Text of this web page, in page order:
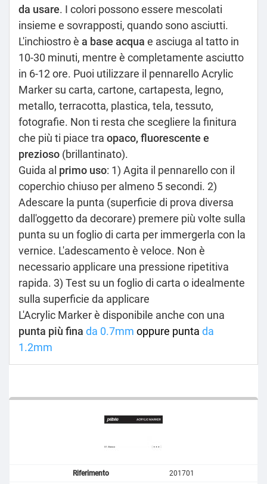
da usare. I colori possono essere mescolati
insieme e sovrapposti, quando sono asciutti.
L'inchiostro è a base acqua e asciuga al tatto in
10-30 minuti, mentre è completamente asciutto
in 6-12 ore. Puoi utilizzare il pennarello Acrylic
Marker su carta, cartone, cartapesta, legno,
metallo, terracotta, plastica, tela, tessuto,
fotografie. Non ti resta che scegliere la finitura
che più ti piace tra opaco, fluorescente e
prezioso (brillantinato).
Guida al primo uso: 1) Agita il pennarello con il
coperchio chiuso per almeno 5 secondi. 2)
Adescare la punta (superficie di prova diversa
dall'oggetto da decorare) premere più volte sulla
punta su un foglio di carta per immergerla con la
vernice. L'adescamento è veloce. Non è
necessario applicare una pressione ripetitiva
rapida. 3) Test su un foglio di carta o idealmente
sulla superficie da applicare
L'Acrylic Marker è disponibile anche con una
punta più fina da 0.7mm oppure punta da
1.2mm
201701